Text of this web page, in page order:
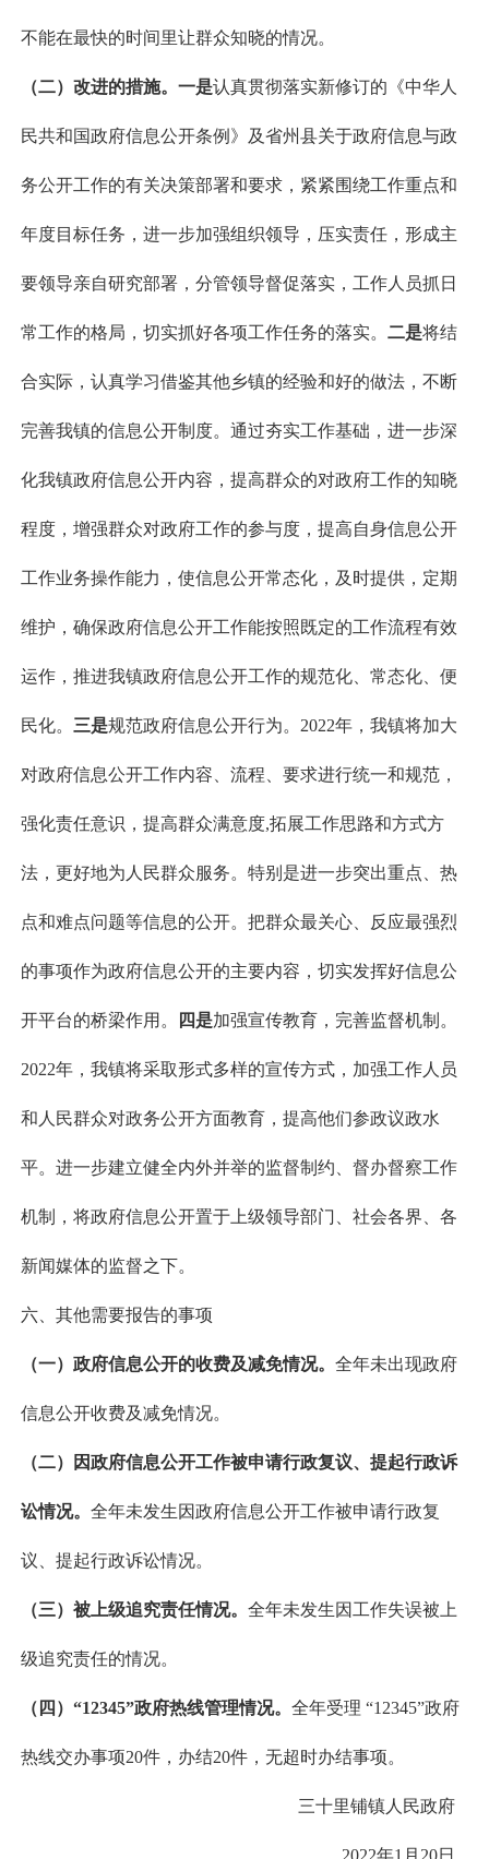
不能在最快的时间里让群众知晓的情况。
（二）改进的措施。 一是认真贯彻落实新修订的《中华人
民共和国政府信息公开条例》及省州县关于政府信息与政
务公开工作的有关决策部署和要求，紧紧围绕工作重点和
年度目标任务，进一步加强组织领导，压实责任，形成主
要领导亲自研究部署，分管领导督促落实，工作人员抓日
常工作的格局，切实抓好各项工作任务的落实。 二是将结
合实际，认真学习借鉴其他乡镇的经验和好的做法，不断
完善我镇的信息公开制度。通过夯实工作基础，进一步深
化我镇政府信息公开内容，提高群众的对政府工作的知晓
程度，增强群众对政府工作的参与度，提高自身信息公开
工作业务操作能力，使信息公开常态化，及时提供，定期
维护，确保政府信息公开工作能按照既定的工作流程有效
运作，推进我镇政府信息公开工作的规范化、常态化、便
民化。 三是规范政府信息公开行为。2022年，我镇将加大
对政府信息公开工作内容、流程、要求进行统一和规范，
强化责任意识，提高群众满意度,拓展工作思路和方式方
法，更好地为人民群众服务。特别是进一步突出重点、热
点和难点问题等信息的公开。把群众最关心、反应最强烈
的事项作为政府信息公开的主要内容，切实发挥好信息公
开平台的桥梁作用。 四是加强宣传教育，完善监督机制。
2022年，我镇将采取形式多样的宣传方式，加强工作人员
和人民群众对政务公开方面教育，提高他们参政议政水
平。进一步建立健全内外并举的监督制约、督办督察工作
机制，将政府信息公开置于上级领导部门、社会各界、各
新闻媒体的监督之下。
六、其他需要报告的事项
（一）政府信息公开的收费及减免情况。 全年未出现政府
信息公开收费及减免情况。
（二）因政府信息公开工作被申请行政复议、提起行政诉
讼情况。 全年未发生因政府信息公开工作被申请行政复
议、提起行政诉讼情况。
（三）被上级追究责任情况。 全年未发生因工作失误被上
级追究责任的情况。
（四）“12345”政府热线管理情况。 全年受理 “12345”政府
热线交办事项20件，办结20件，无超时办结事项。
三十里铺镇人民政府